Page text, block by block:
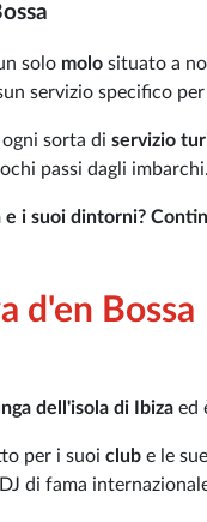
solo molo situato a
servizio specifico
sorta di servizio
passi dagli imbarchi.
i suoi dintorni?
d'en Bossa
dell'isola di Ibiza ed
per i suoi club e le sue
di fama